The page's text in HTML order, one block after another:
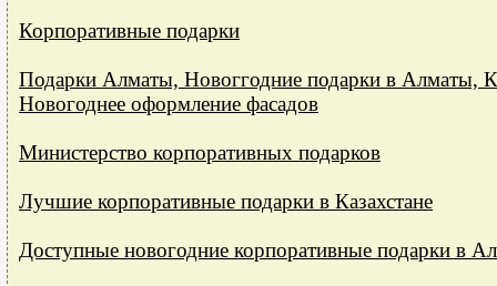
Корпоративные подарки
Подарки Алматы, Новоггодние подарки в Алматы,
Новогоднее оформление фасадов
Министерство корпоративных подарков
Лучшие корпоративные подарки в Казахстане
Доступные новогодние корпоративные подарки в